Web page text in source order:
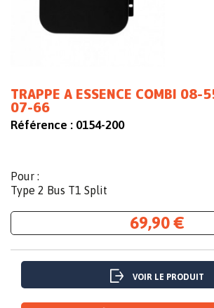
TRAPPE A ESSENCE COMBI 08-
07-66
Référence : 0154-200
Pour :
Type 2 Bus T1 Split
69,90 €
VOIR LE PRODUIT